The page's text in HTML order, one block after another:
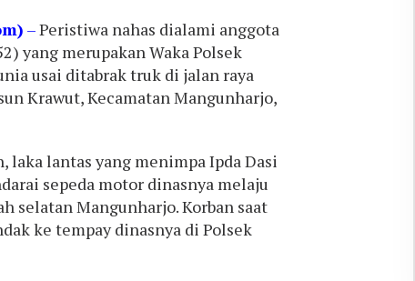
–Peristiwa nahas dialami anggota
yang merupakan Waka Polsek
usai ditabrak truk di jalan raya
Krawut, Kecamatan Mangunharjo,
laka lantas yang menimpa Ipda Dasi
sepeda motor dinasnya melaju
selatan Mangunharjo. Korban saat
ke tempay dinasnya di Polsek